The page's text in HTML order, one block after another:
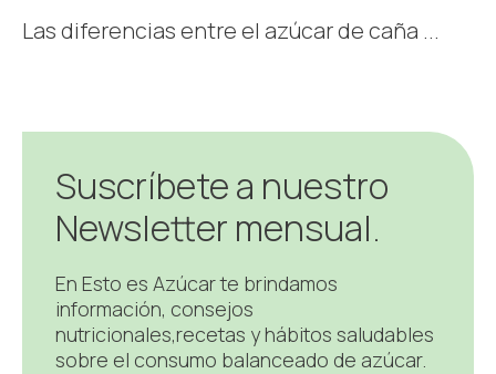
Las diferencias entre el azúcar de caña ...
Suscríbete a nuestro
Newsletter mensual.
En Esto es Azúcar te brindamos
información, consejos
nutricionales,recetas y hábitos saludables
sobre el consumo balanceado de azúcar.